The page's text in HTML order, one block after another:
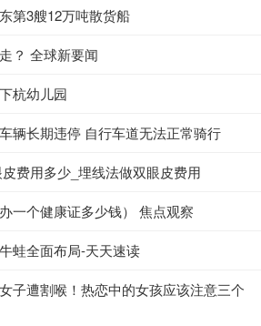
第3艘12万吨散货船
？ 全球新要闻
杭幼儿园
辆长期违停 自行车道无法正常骑行
费用多少_埋线法做双眼皮费用
一个健康证多少钱） 焦点观察
蛙全面布局-天天速读
子遭割喉！热恋中的女孩应该注意三个